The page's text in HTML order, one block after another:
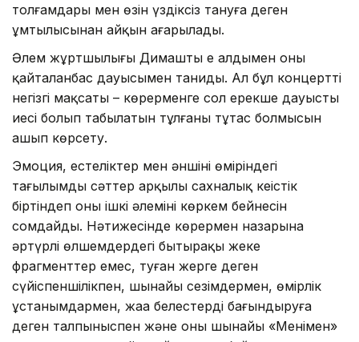
толғамдары мен өзін үздіксіз тануға деген
ұмтылысынан айқын аңғарылады.
Әлем жұртшылығы Димашты ең алдымен оның
қайталанбас дауысымен таниды. Ал бұл концерттің
негізгі мақсаты – көрерменге сол ерекше дауыстың
иесі болып табылатын тұлғаның тұтас болмысын
ашып көрсету.
Эмоция, естеліктер мен әншінің өміріндегі
тағылымды сәттер арқылы сахналық кеңістік
біртіндеп оның ішкі әлемінің көркем бейнесін
сомдайды. Нәтижесінде көрермен назарына
әртүрлі өлшемдердегі бытыраңқы жеке
фрагменттер емес, туған жерге деген
сүйіспеншілікпен, шынайы сезімдермен, өмірлік
ұстанымдармен, жаңа белестерді бағындыруға
деген талпыныспен және оның шынайы «Менімен»